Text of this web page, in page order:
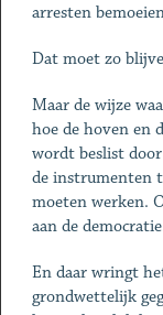
arresten
Dat moet zo
Maar de wijze
hoe de hoven en
wordt beslist
de instrumenten
moeten werken.
aan de
En daar wringt
grondwettelijk